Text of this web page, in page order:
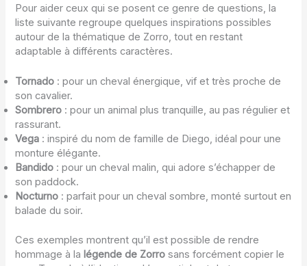
Pour aider ceux qui se posent ce genre de questions, la
liste suivante regroupe quelques inspirations possibles
autour de la thématique de Zorro, tout en restant
adaptable à différents caractères.
Tornado : pour un cheval énergique, vif et très proche de
son cavalier.
Sombrero : pour un animal plus tranquille, au pas régulier et
rassurant.
Vega : inspiré du nom de famille de Diego, idéal pour une
monture élégante.
Bandido : pour un cheval malin, qui adore s’échapper de
son paddock.
Nocturno : parfait pour un cheval sombre, monté surtout en
balade du soir.
Ces exemples montrent qu’il est possible de rendre
hommage à la légende de Zorro sans forcément copier le